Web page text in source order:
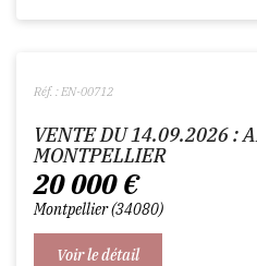
VENTE DU 14.09.2026 :
MONTPELLIER
20 000 €
Montpellier 34080
Réf. : EN-00712
Voir le détail